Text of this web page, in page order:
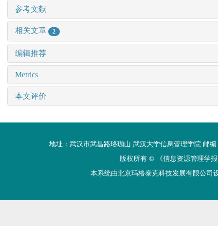
参考文献
相关文章 2
编辑推荐
Metrics
本文评价
地址：武汉市武昌路珞珈山 武汉大学信息管理学院 邮编
版权所有 ©
《信息资源管理学
本系统由北京玛格泰克科技发展有限公司